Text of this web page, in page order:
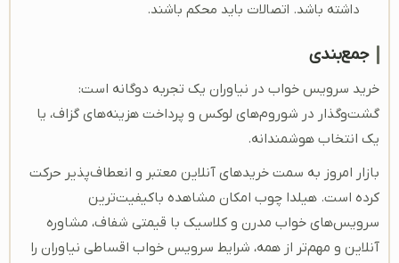
داشته باشد. اتصالات باید محکم باشند.
جمع‌بندی
خرید سرویس خواب در نیاوران یک تجربه دوگانه است:
گشت‌وگذار در شوروم‌های لوکس و پرداخت هزینه‌های گزاف، یا
یک انتخاب هوشمندانه.
بازار امروز به سمت خریدهای آنلاین معتبر و انعطاف‌پذیر حرکت
کرده است. هیلدا چوب امکان مشاهده باکیفیت‌ترین
سرویس‌های خواب مدرن و کلاسیک با قیمتی شفاف، مشاوره
آنلاین و مهم‌تر از همه، شرایط سرویس خواب اقساطی نیاوران را